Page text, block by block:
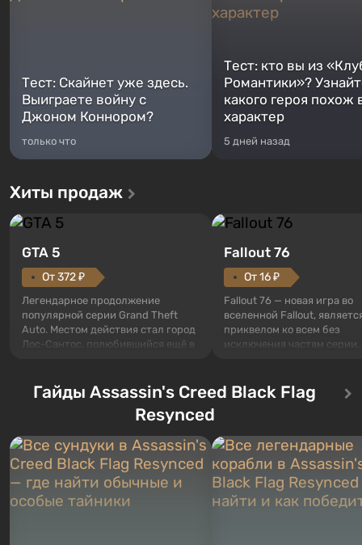
Тест: Скайнет уже здесь.
Выиграете войну с
Джоном Коннором?
только что
Тест: кто вы из
Романтики»?
какого героя похож
характер
5 дней назад
Хиты продаж
GTA 5
От 372 ₽
Легендарное продолжение
популярной серии Grand Theft
Auto. Местом действия стал город
Лос-Сантос, полюбившийся ещё в
сразу трех персонажей: Майкла,
Тревора и Франклина, между
Жанр и...
Fallout 76
От 16 ₽
Fallout 76 — новая игра во
вселенной Fallout,
приквелом ко всем без
исключения частям серии.
Оно же, по задумке
Vault-Tec, должно
Место действия Fallout...
Гайды Assassin's Creed Black Flag
Resynced